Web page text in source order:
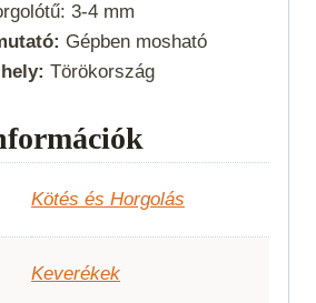
3-4 mm
Gépben mosható
Törökország
Kötés és Horgolás
Keverékek